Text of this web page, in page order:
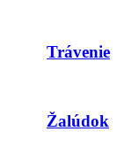
Trávenie
Žalúdok